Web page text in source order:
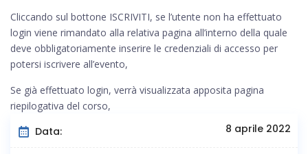
Cliccando sul bottone ISCRIVITI, se l’utente non ha effettuato
login viene rimandato alla relativa pagina all’interno della quale
deve obbligatoriamente inserire le credenziali di accesso per
potersi iscrivere all’evento,
Se già effettuato login, verrà visualizzata apposita pagina
riepilogativa del corso,
Data: 8 aprile 2022